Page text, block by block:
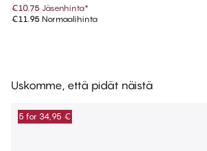
€10.75 Jäsenhinta*
€11.95 Normaalihinta
Uskomme, että pidät näistä
5 for 34,95 €